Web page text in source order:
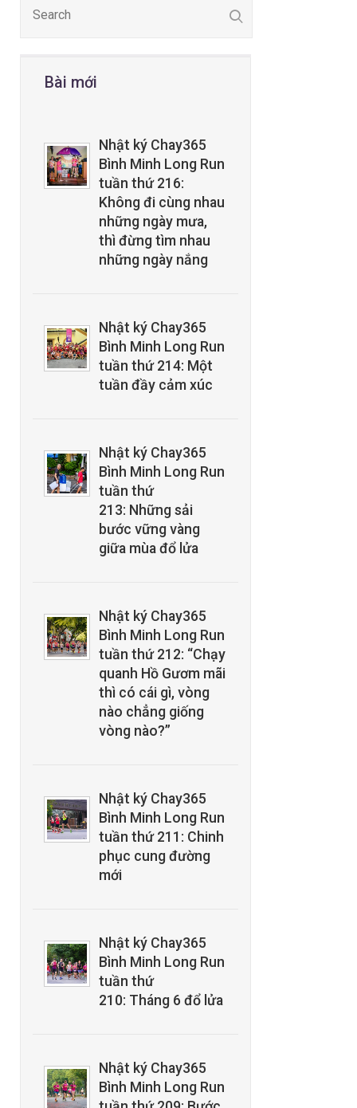
Bài mới
Nhật ký Chay365
Bình Minh Long Run
tuần thứ 216:
Không đi cùng nhau
những ngày mưa,
thì đừng tìm nhau
những ngày nắng
Nhật ký Chay365
Bình Minh Long Run
tuần thứ 214: Một
tuần đầy cảm xúc
Nhật ký Chay365
Bình Minh Long Run
tuần thứ
213: Những sải
bước vững vàng
giữa mùa đổ lửa
Nhật ký Chay365
Bình Minh Long Run
tuần thứ 212: “Chạy
quanh Hồ Gươm mãi
thì có cái gì, vòng
nào chẳng giống
vòng nào?”
Nhật ký Chay365
Bình Minh Long Run
tuần thứ 211: Chinh
phục cung đường
mới
Nhật ký Chay365
Bình Minh Long Run
tuần thứ
210: Tháng 6 đổ lửa
Nhật ký Chay365
Bình Minh Long Run